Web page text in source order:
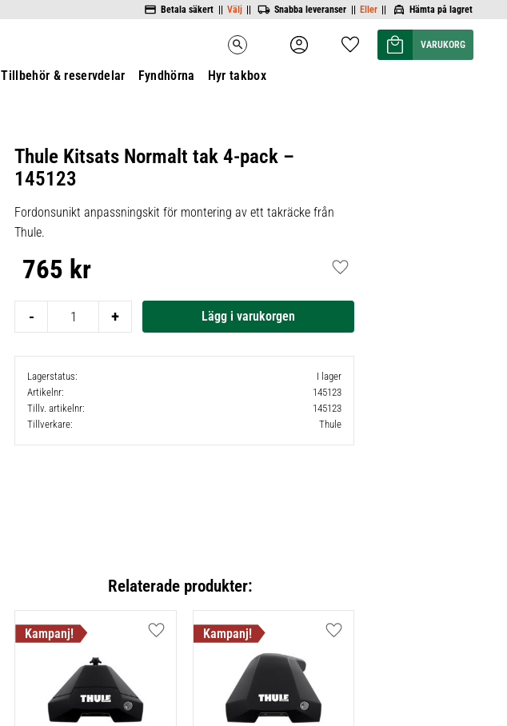
Betala säkert || Välj || Snabba leveranser || Eller || Hämta på lagret
search Favoriter
Kundvagn
Tillbehör & reservdelar Fyndhörna Hyr takbox
Thule Kitsats Normalt tak 4-pack –
145123
Fordonsunikt anpassningskit för montering av ett takräcke från
Thule.
765 kr
+
-
Lägg till i favoriter
Lagerstatus
I lager
Artikelnr
145123
Tillv. artikelnr
145123
Tillverkare
Thule
Relaterade produkter:
Lägg till i favoriter Lägg till i favoriter